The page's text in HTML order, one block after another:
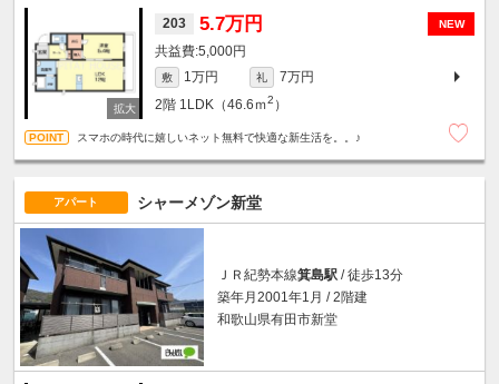
NEW
203 5.7万円
5,000円
敷 1万円 礼
7万円
2階 1LDK（46.6ｍ2 ）
スマホの時代に嬉しいネット無料で快適な新生活を。。♪
アパート シャーメゾン新堂
ＪＲ紀勢本線箕島駅 / 徒歩13分
築年月2001年1月 / 2階建
和歌山県有田市新堂